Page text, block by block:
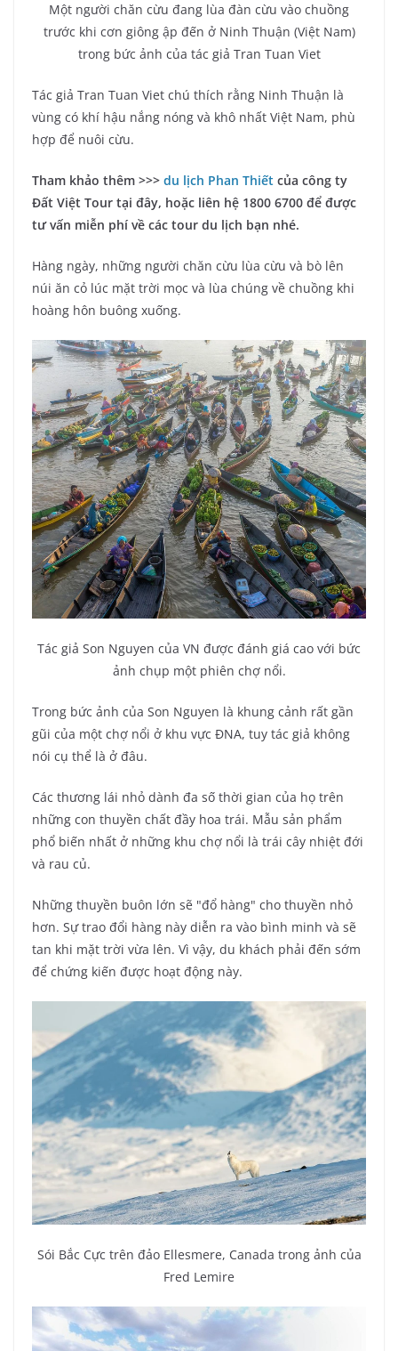
Một người chăn cừu đang lùa đàn cừu vào chuồng
trước khi cơn giông ập đến ở Ninh Thuận (Việt Nam)
trong bức ảnh của tác giả Tran Tuan Viet
Tác giả Tran Tuan Viet chú thích rằng Ninh Thuận là
vùng có khí hậu nắng nóng và khô nhất Việt Nam, phù
hợp để nuôi cừu.
Tham khảo thêm >>> du lịch Phan Thiết của công ty
Đất Việt Tour tại đây, hoặc liên hệ 1800 6700 để được
tư vấn miễn phí về các tour du lịch bạn nhé.
Hàng ngày, những người chăn cừu lùa cừu và bò lên
núi ăn cỏ lúc mặt trời mọc và lùa chúng về chuồng khi
hoàng hôn buông xuống.
Tác giả Son Nguyen của VN được đánh giá cao với bức
ảnh chụp một phiên chợ nổi.
Trong bức ảnh của Son Nguyen là khung cảnh rất gần
gũi của một chợ nổi ở khu vực ĐNA, tuy tác giả không
nói cụ thể là ở đâu.
Các thương lái nhỏ dành đa số thời gian của họ trên
những con thuyền chất đầy hoa trái. Mẫu sản phẩm
phổ biến nhất ở những khu chợ nổi là trái cây nhiệt đới
và rau củ.
Những thuyền buôn lớn sẽ "đổ hàng" cho thuyền nhỏ
hơn. Sự trao đổi hàng này diễn ra vào bình minh và sẽ
tan khi mặt trời vừa lên. Vì vậy, du khách phải đến sớm
để chứng kiến ​​được hoạt động này.
Sói Bắc Cực trên đảo Ellesmere, Canada trong ảnh của
Fred Lemire